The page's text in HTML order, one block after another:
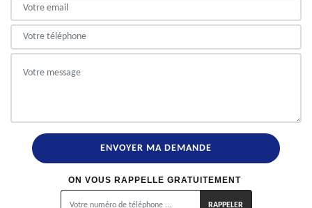
ON VOUS RAPPELLE GRATUITEMENT